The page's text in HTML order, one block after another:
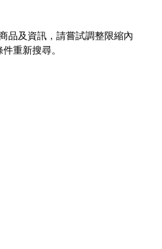
品及資訊，請嘗試調整限縮內
重新搜尋。